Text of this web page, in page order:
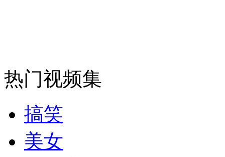
消防员救轻生者 花炮节热闹非凡
纽约上演“枕头大战”
热门视频集
搞笑
美女